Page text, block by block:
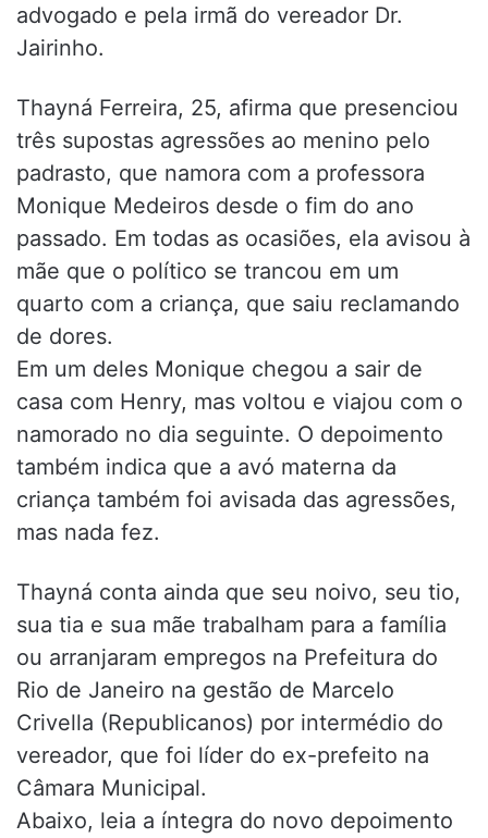
advogado e pela irmã do vereador Dr.
Jairinho.
Thayná Ferreira, 25, afirma que presenciou
três supostas agressões ao menino pelo
padrasto, que namora com a professora
Monique Medeiros desde o fim do ano
passado. Em todas as ocasiões, ela avisou à
mãe que o político se trancou em um
quarto com a criança, que saiu reclamando
de dores.
Em um deles Monique chegou a sair de
casa com Henry, mas voltou e viajou com o
namorado no dia seguinte. O depoimento
também indica que a avó materna da
criança também foi avisada das agressões,
mas nada fez.
Thayná conta ainda que seu noivo, seu tio,
sua tia e sua mãe trabalham para a família
ou arranjaram empregos na Prefeitura do
Rio de Janeiro na gestão de Marcelo
Crivella (Republicanos) por intermédio do
vereador, que foi líder do ex-prefeito na
Câmara Municipal.
Abaixo, leia a íntegra do novo depoimento